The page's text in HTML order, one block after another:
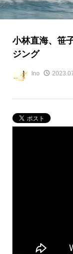
小林直海、笹
ジング
Ino